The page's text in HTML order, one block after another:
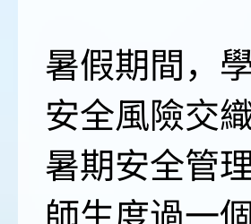
暑假期間，
安全風險交
暑期安全管
師生度過一